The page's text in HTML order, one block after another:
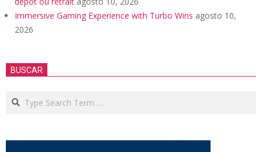
Immersive Gaming Experience with Turbo Wins agosto 10,
2026
BUSCAR
Search